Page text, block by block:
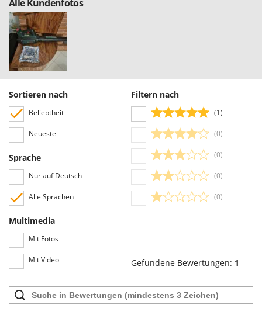
Alle Kundenfotos
Sortieren nach
Beliebtheit
Neueste
Sprache
Nur auf Deutsch
Alle Sprachen
Multimedia
Mit Fotos
Mit Video
Filtern nach
(1)
(0)
(0)
(0)
(0)
Gefundene Bewertungen: 1